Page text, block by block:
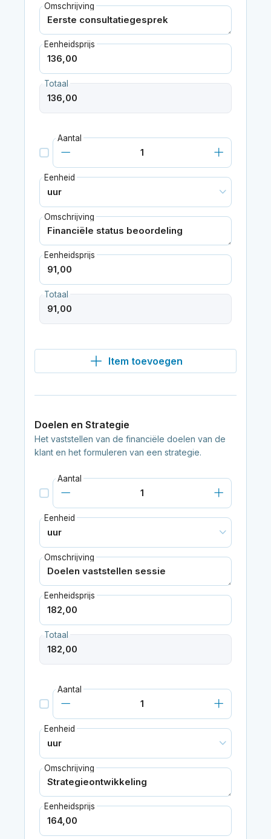
Omschrijving
Eenheidsprijs
Totaal
Aantal
Eenheid
Omschrijving
Eenheidsprijs
Totaal
Item toevoegen
Doelen en Strategie
Het vaststellen van de financiële doelen van de
klant en het formuleren van een strategie.
Aantal
Eenheid
Omschrijving
Eenheidsprijs
Totaal
Aantal
Eenheid
Omschrijving
Eenheidsprijs